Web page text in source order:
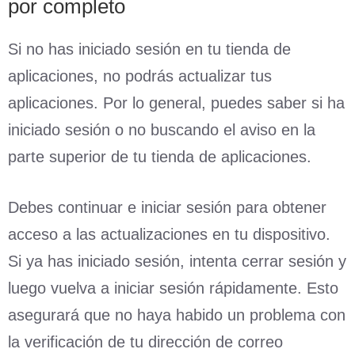
por completo
Si no has iniciado sesión en tu tienda de
aplicaciones, no podrás actualizar tus
aplicaciones. Por lo general, puedes saber si ha
iniciado sesión o no buscando el aviso en la
parte superior de tu tienda de aplicaciones.
Debes continuar e iniciar sesión para obtener
acceso a las actualizaciones en tu dispositivo.
Si ya has iniciado sesión, intenta cerrar sesión y
luego vuelva a iniciar sesión rápidamente. Esto
asegurará que no haya habido un problema con
la verificación de tu dirección de correo